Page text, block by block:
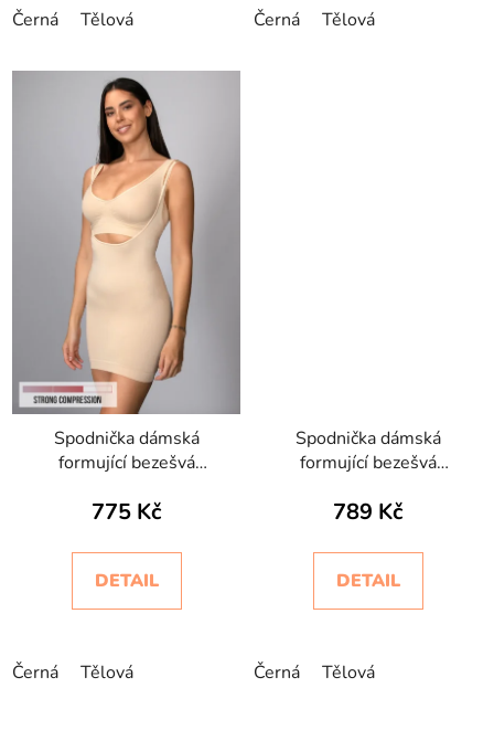
Černá Tělová Černá Tělová
Spodnička dámská
formující bezešvá
Oro
775 Kč
DETAIL
Černá Tělová
Spodnička dámská
formující bezešvá
Intimidea
789 Kč
DETAIL
Černá Tělová